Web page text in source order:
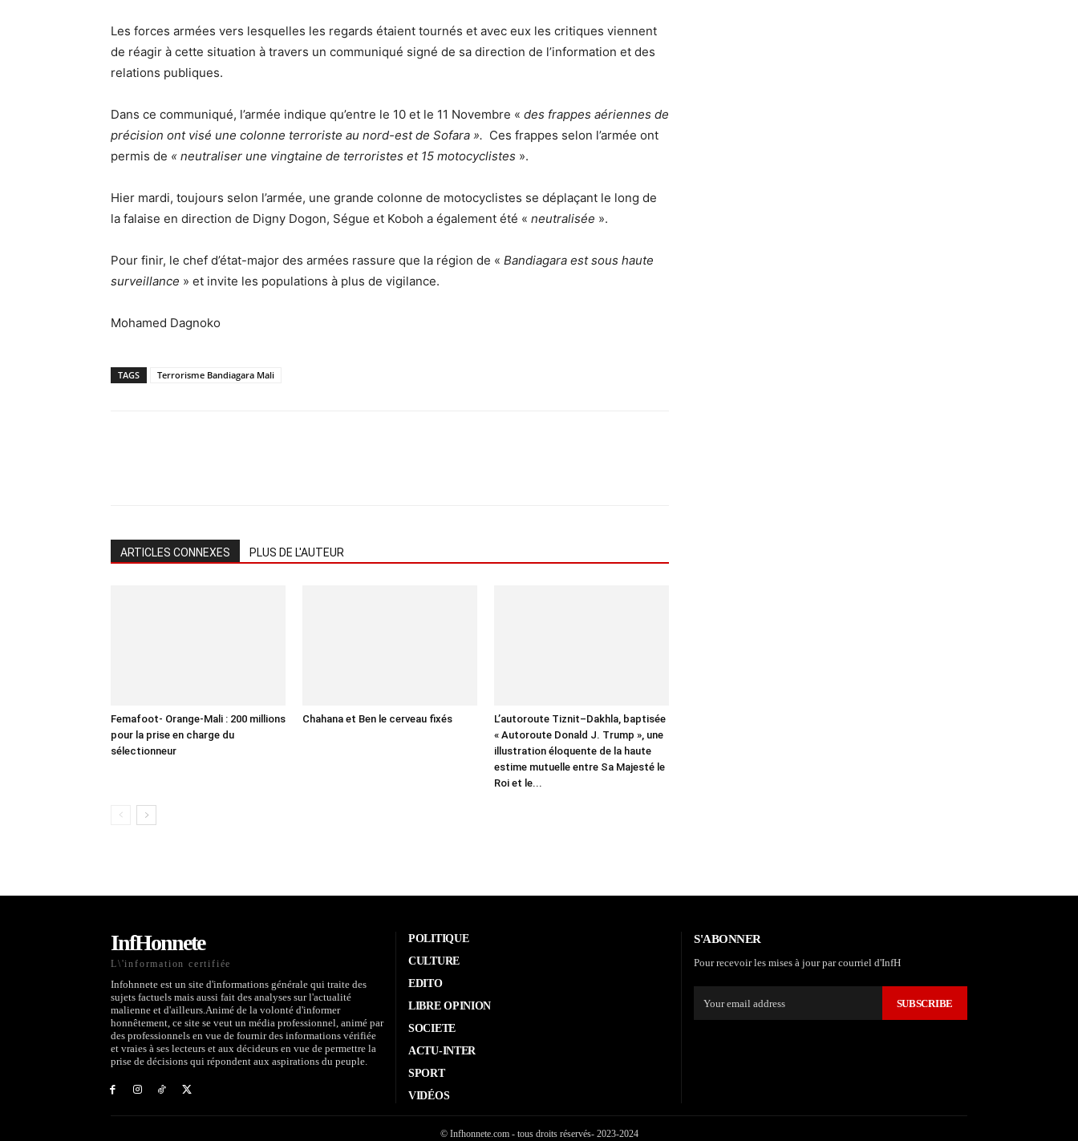
Les forces armées vers lesquelles les regards étaient tournés et avec eux les critiques viennent
de réagir à cette situation à travers un communiqué signé de sa direction de l’information et des
relations publiques.
Dans ce communiqué, l’armée indique qu’entre le 10 et le 11 Novembre « des frappes aériennes de
précision ont visé une colonne terroriste au nord-est de Sofara ». Ces frappes selon l’armée ont
permis de « neutraliser une vingtaine de terroristes et 15 motocyclistes ».
Hier mardi, toujours selon l’armée, une grande colonne de motocyclistes se déplaçant le long de
la falaise en direction de Digny Dogon, Ségue et Koboh a également été « neutralisée ».
Pour finir, le chef d’état-major des armées rassure que la région de « Bandiagara est sous haute
surveillance » et invite les populations à plus de vigilance.
Mohamed Dagnoko
TAGS Terrorisme Bandiagara Mali
ARTICLES CONNEXES PLUS DE L'AUTEUR
Femafoot- Orange-Mali : 200 millions
pour la prise en charge du
sélectionneur
Chahana et Ben le cerveau fixés
L’autoroute Tiznit–Dakhla, baptisée
« Autoroute Donald J. Trump », une
illustration éloquente de la haute
estime mutuelle entre Sa Majesté le
Roi et le...
InfHonnete
L\'information certifiée
Infohnnete est un site d'informations générale qui traite des
sujets factuels mais aussi fait des analyses sur l'actualité
malienne et d'ailleurs.Animé de la volonté d'informer
honnêtement, ce site se veut un média professionnel, animé par
des professionnels en vue de fournir des informations vérifiée
et vraies à ses lecteurs et aux décideurs en vue de permettre la
prise de décisions qui répondent aux aspirations du peuple.
POLITIQUE
CULTURE
EDITO
LIBRE OPINION
SOCIETE
ACTU-INTER
SPORT
VIDÉOS
S'ABONNER
Pour recevoir les mises à jour par courriel d'InfH
SUBSCRIBE
© Infhonnete.com - tous droits réservés- 2023-2024